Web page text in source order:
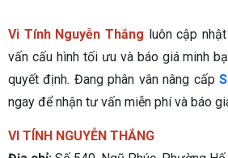
Vi Tính Nguyễn Thắng luôn cập
vấn cấu hình tối ưu và báo giá minh
quyết định. Đang phân vân nâng cấp
ngay để nhận tư vấn miễn phí và báo
VI TÍNH NGUYỄN THẮNG